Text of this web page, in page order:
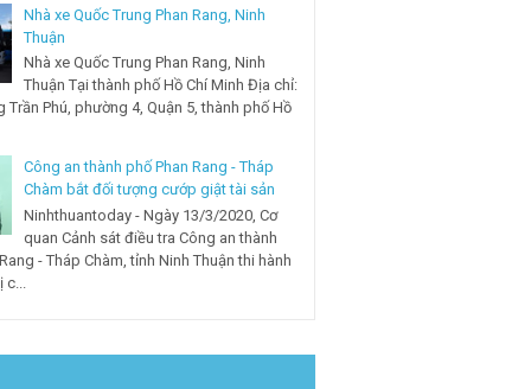
Nhà xe Quốc Trung Phan Rang, Ninh
Thuận
Nhà xe Quốc Trung Phan Rang, Ninh
Thuận Tại thành phố Hồ Chí Minh Địa chỉ:
Trần Phú, phường 4, Quận 5, thành phố Hồ
Công an thành phố Phan Rang - Tháp
Chàm bắt đối tượng cướp giật tài sản
Ninhthuantoday - Ngày 13/3/2020, Cơ
quan Cảnh sát điều tra Công an thành
- Tháp Chàm, tỉnh Ninh Thuận thi hành
c...